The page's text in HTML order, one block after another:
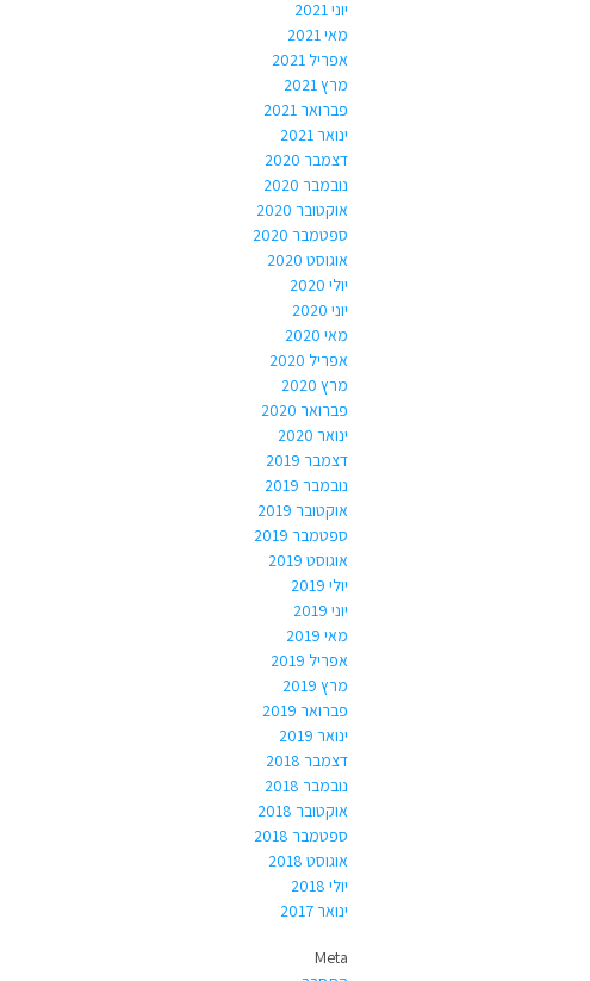
יוני 2021
מאי 2021
אפריל 2021
מרץ 2021
פברואר 2021
ינואר 2021
דצמבר 2020
נובמבר 2020
אוקטובר 2020
ספטמבר 2020
אוגוסט 2020
יולי 2020
יוני 2020
מאי 2020
אפריל 2020
מרץ 2020
פברואר 2020
ינואר 2020
דצמבר 2019
נובמבר 2019
אוקטובר 2019
ספטמבר 2019
אוגוסט 2019
יולי 2019
יוני 2019
מאי 2019
אפריל 2019
מרץ 2019
פברואר 2019
ינואר 2019
דצמבר 2018
נובמבר 2018
אוקטובר 2018
ספטמבר 2018
אוגוסט 2018
יולי 2018
ינואר 2017
Meta